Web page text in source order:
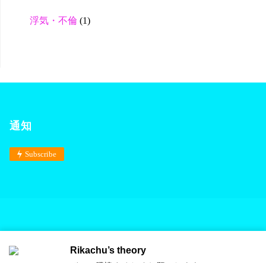
浮気・不倫 (1)
通知
Subscribe
Rikachu’s theory